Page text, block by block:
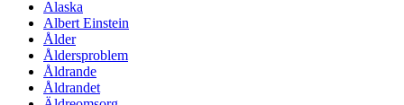
Alaska
Albert Einstein
Ålder
Åldersproblem
Åldrande
Åldrandet